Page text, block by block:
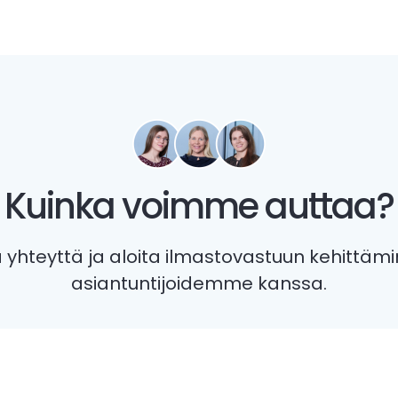
Kuinka voimme auttaa?
yhteyttä ja aloita ilmastovastuun
asiantuntijoidemme kanssa.